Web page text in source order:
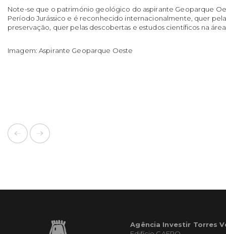
Note-se que o património geológico do aspirante Geoparque
Período Jurássico e é reconhecido internacionalmente, quer
preservação, quer pelas descobertas e estudos científicos na
Imagem: Aspirante Geoparque Oeste
Agência Investir Torres